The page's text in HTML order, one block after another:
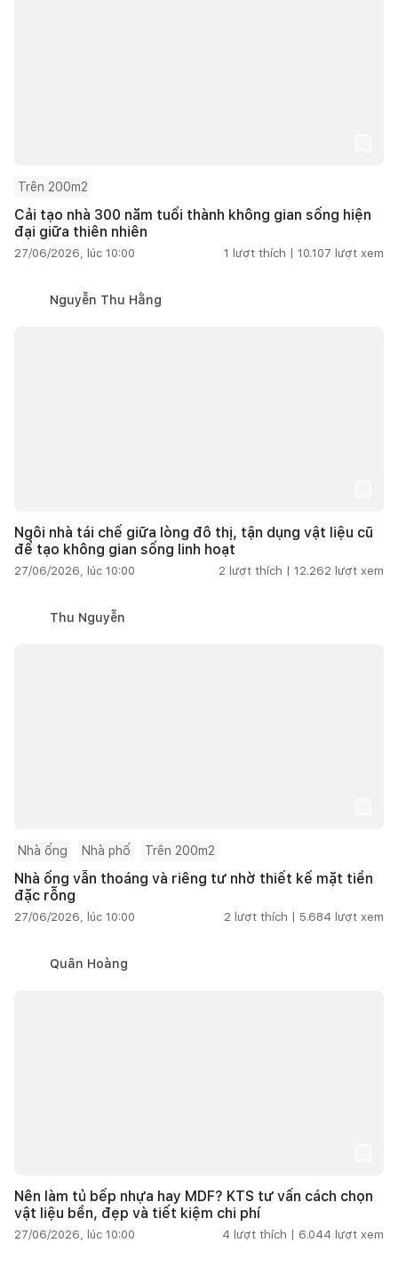
Trên 200m2
Cải tạo nhà 300 năm tuổi thành không gian sống hiện
đại giữa thiên nhiên
27/06/2026, lúc 10:00 1 lượt thích | 10.107 lượt xem
Nguyễn Thu Hằng
Ngôi nhà tái chế giữa lòng đô thị, tận dụng vật liệu cũ
để tạo không gian sống linh hoạt
27/06/2026, lúc 10:00 2 lượt thích | 12.262 lượt xem
Thu Nguyễn
Nhà ống Nhà phố Trên 200m2
Nhà ống vẫn thoáng và riêng tư nhờ thiết kế mặt tiền
đặc rỗng
27/06/2026, lúc 10:00 2 lượt thích | 5.684 lượt xem
Quân Hoàng
Nên làm tủ bếp nhựa hay MDF? KTS tư vấn cách chọn
vật liệu bền, đẹp và tiết kiệm chi phí
27/06/2026, lúc 10:00 4 lượt thích | 6.044 lượt xem